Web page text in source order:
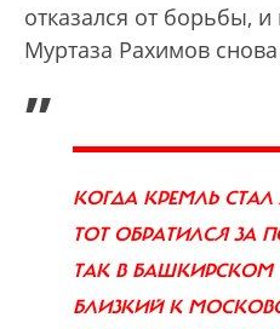
отказался от борьбы,
Муртаза Рахимов
„
КОГДА КРЕМЛЬ
ТОТ ОБРАТИЛСЯ
ТАК В БАШКИРСКОМ
БЛИЗКИЙ К